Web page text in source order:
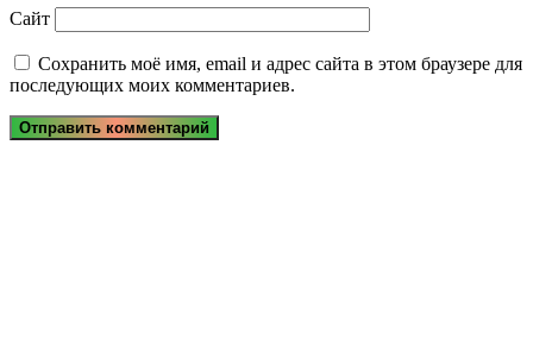
Сайт
Сохранить моё имя, email и адрес сайта в этом браузере для
последующих моих комментариев.